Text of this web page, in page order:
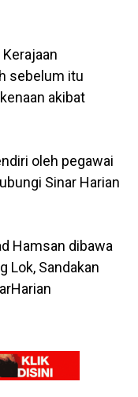
sebelum itu
akibat
oleh pegawai
Sinar Harian
Hamsan dibawa
Lok, Sandakan